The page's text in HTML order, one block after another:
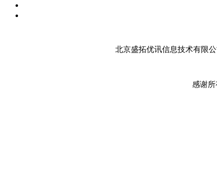
北京盛拓优讯信息技术有限
感谢